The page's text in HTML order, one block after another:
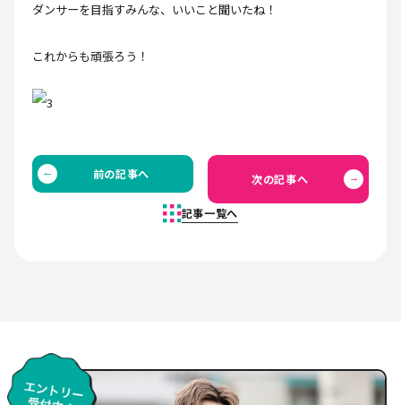
ダンサーを目指すみんな、いいこと聞いたね！
これからも頑張ろう！
前の記事へ
記事一覧へ
次の記事へ